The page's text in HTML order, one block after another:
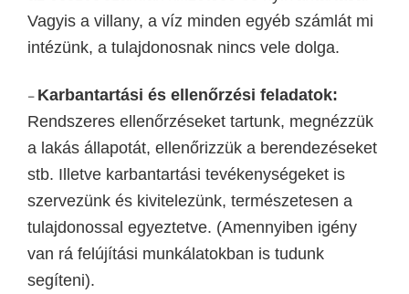
Vagyis a villany, a víz minden egyéb számlát mi
intézünk, a tulajdonosnak nincs vele dolga.
– Karbantartási és ellenőrzési feladatok:
Rendszeres ellenőrzéseket tartunk, megnézzük
a lakás állapotát, ellenőrizzük a berendezéseket
stb. Illetve karbantartási tevékenységeket is
szervezünk és kivitelezünk, természetesen a
tulajdonossal egyeztetve. (Amennyiben igény
van rá felújítási munkálatokban is tudunk
segíteni).